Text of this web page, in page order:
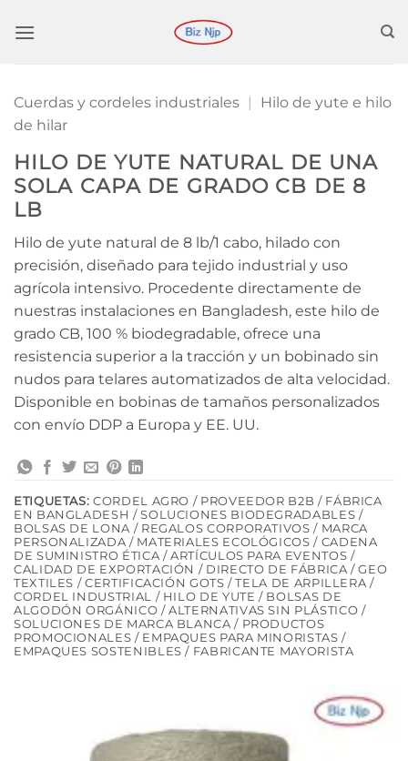
Cuerdas y cordeles industriales |
Hilo de yute e hilo
de hilar
HILO DE YUTE NATURAL DE UNA
SOLA CAPA DE GRADO CB DE 8
LB
Hilo de yute natural de 8 lb/1 cabo, hilado con
precisión, diseñado para tejido industrial y uso
agrícola intensivo. Procedente directamente de
nuestras instalaciones en Bangladesh, este hilo de
grado CB, 100 % biodegradable, ofrece una
resistencia superior a la tracción y un bobinado sin
nudos para telares automatizados de alta velocidad.
Disponible en bobinas de tamaños personalizados
con envío DDP a Europa y EE. UU.
ETIQUETAS: CORDEL AGRO / PROVEEDOR B2B / FÁBRICA
EN BANGLADESH / SOLUCIONES BIODEGRADABLES /
BOLSAS DE LONA / REGALOS CORPORATIVOS / MARCA
PERSONALIZADA / MATERIALES ECOLÓGICOS / CADENA
DE SUMINISTRO ÉTICA / ARTÍCULOS PARA EVENTOS /
CALIDAD DE EXPORTACIÓN / DIRECTO DE FÁBRICA / GEO
TEXTILES / CERTIFICACIÓN GOTS / TELA DE ARPILLERA /
CORDEL INDUSTRIAL / HILO DE YUTE / BOLSAS DE
ALGODÓN ORGÁNICO / ALTERNATIVAS SIN PLÁSTICO /
SOLUCIONES DE MARCA BLANCA / PRODUCTOS
PROMOCIONALES / EMPAQUES PARA MINORISTAS /
EMPAQUES SOSTENIBLES / FABRICANTE MAYORISTA